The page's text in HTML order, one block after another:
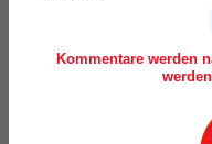
Kommentare werden